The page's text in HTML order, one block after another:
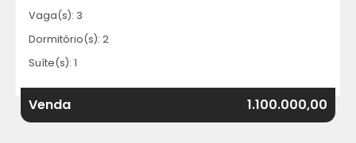
Vaga(s): 3
Dormitório(s): 2
Suíte(s): 1
Venda 1.100.000,00